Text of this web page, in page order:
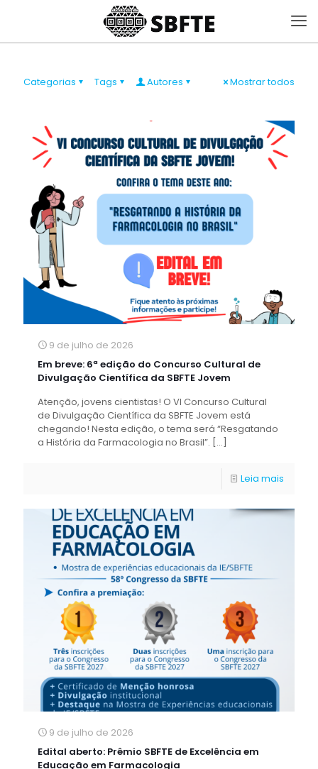
Categorias Tags Autores Mostrar todos
9 de julho de 2026
Em breve: 6ª edição do Concurso Cultural de
Divulgação Científica da SBFTE Jovem
Atenção, jovens cientistas! O VI Concurso Cultural
de Divulgação Científica da SBFTE Jovem está
chegando! Nesta edição, o tema será “Resgatando
a História da Farmacologia no Brasil”. […]
Leia mais
9 de julho de 2026
Edital aberto: Prêmio SBFTE de Excelência em
Educação em Farmacologia